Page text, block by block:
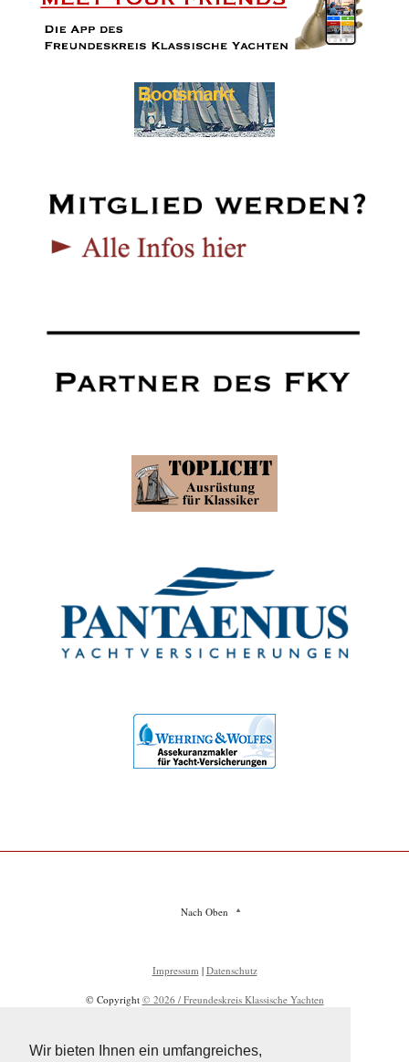
Wir bieten Ihnen ein umfangreiches,
Nach Oben
Impressum | Datenschutz
© Copyright © 2026 / Freundeskreis Klassische Yachten